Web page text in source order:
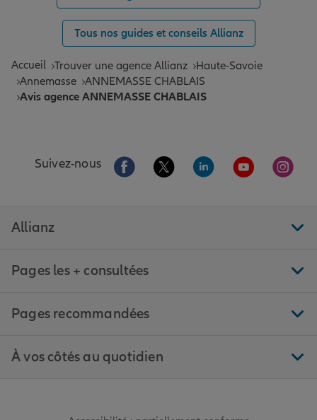
Tous nos guides et conseils Allianz
Accueil Trouver une agence Allianz
Haute-Savoie
Annemasse ANNEMASSE CHABLAIS
Avis agence ANNEMASSE CHABLAIS
Suivez-nous Aller sur la page Facebook de Allianz
Aller sur la page Twitter de
Aller sur la page
Aller sur la
Aller
Allianz
Pages les + consultées
Pages recommandées
À vos côtés au quotidien